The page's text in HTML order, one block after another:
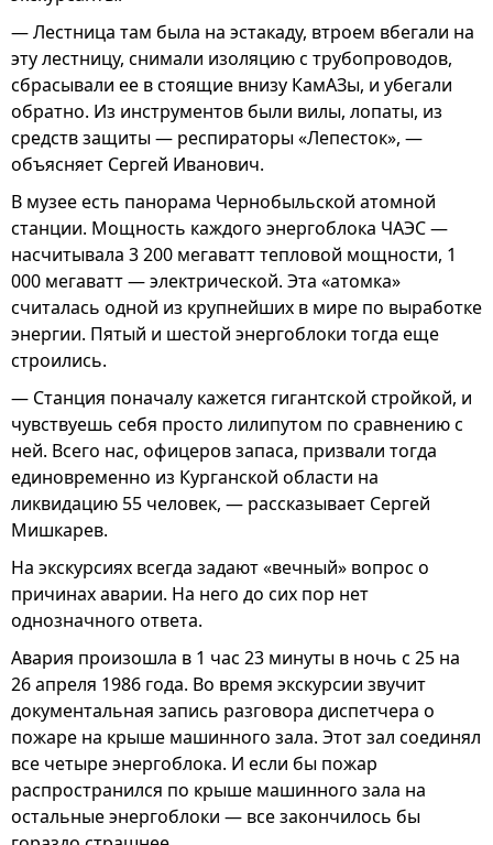
— Лестница там была на эстакаду, втроем вбегали на
эту лестницу, снимали изоляцию с трубопроводов,
сбрасывали ее в стоящие внизу КамАЗы, и убегали
обратно. Из инструментов были вилы, лопаты, из
средств защиты — респираторы «Лепесток», —
объясняет Сергей Иванович.
В музее есть панорама Чернобыльской атомной
станции. Мощность каждого энергоблока ЧАЭС —
насчитывала 3 200 мегаватт тепловой мощности, 1
000 мегаватт — электрической. Эта «атомка»
считалась одной из крупнейших в мире по выработке
энергии. Пятый и шестой энергоблоки тогда еще
строились.
— Станция поначалу кажется гигантской стройкой, и
чувствуешь себя просто лилипутом по сравнению с
ней. Всего нас, офицеров запаса, призвали тогда
единовременно из Курганской области на
ликвидацию 55 человек, — рассказывает Сергей
Мишкарев.
На экскурсиях всегда задают «вечный» вопрос о
причинах аварии. На него до сих пор нет
однозначного ответа.
Авария произошла в 1 час 23 минуты в ночь с 25 на
26 апреля 1986 года. Во время экскурсии звучит
документальная запись разговора диспетчера о
пожаре на крыше машинного зала. Этот зал соединял
все четыре энергоблока. И если бы пожар
распространился по крыше машинного зала на
остальные энергоблоки — все закончилось бы